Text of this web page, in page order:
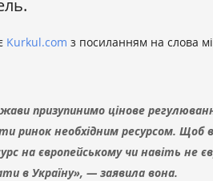
Kurkul.com з посиланням на слова
призупинимо цінове
ринок необхідним ресурсом. Щоб
на європейському чи навіть не
в Україну», — заявила вона.